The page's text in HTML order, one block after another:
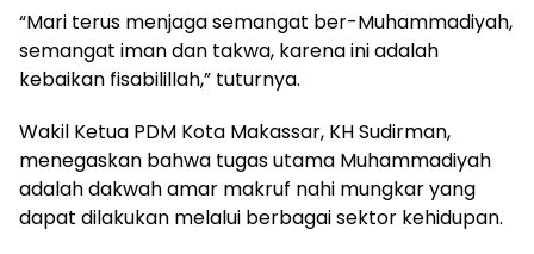
“Mari terus menjaga semangat ber-Muhammadiyah,
semangat iman dan takwa, karena ini adalah
kebaikan fisabilillah,” tuturnya.
Wakil Ketua PDM Kota Makassar, KH Sudirman,
menegaskan bahwa tugas utama Muhammadiyah
adalah dakwah amar makruf nahi mungkar yang
dapat dilakukan melalui berbagai sektor kehidupan.